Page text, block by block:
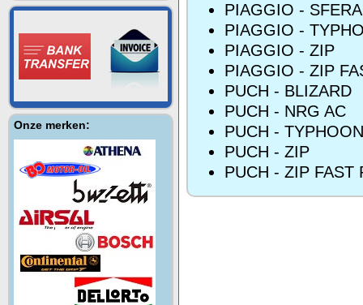
Onze merken:
PIAGGIO -
PIAGGIO -
PIAGGIO - ZIP
PIAGGIO - ZIP
PUCH - BLIZARD
PUCH - NRG AC
PUCH - TYPHOON
PUCH - ZIP
PUCH - ZIP FAST